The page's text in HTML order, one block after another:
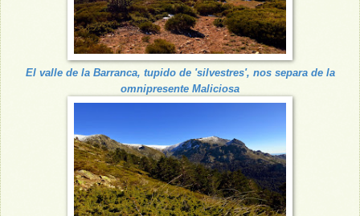
El valle de la Barranca, tupido de 'silvestres', nos separa de la
omnipresente Maliciosa